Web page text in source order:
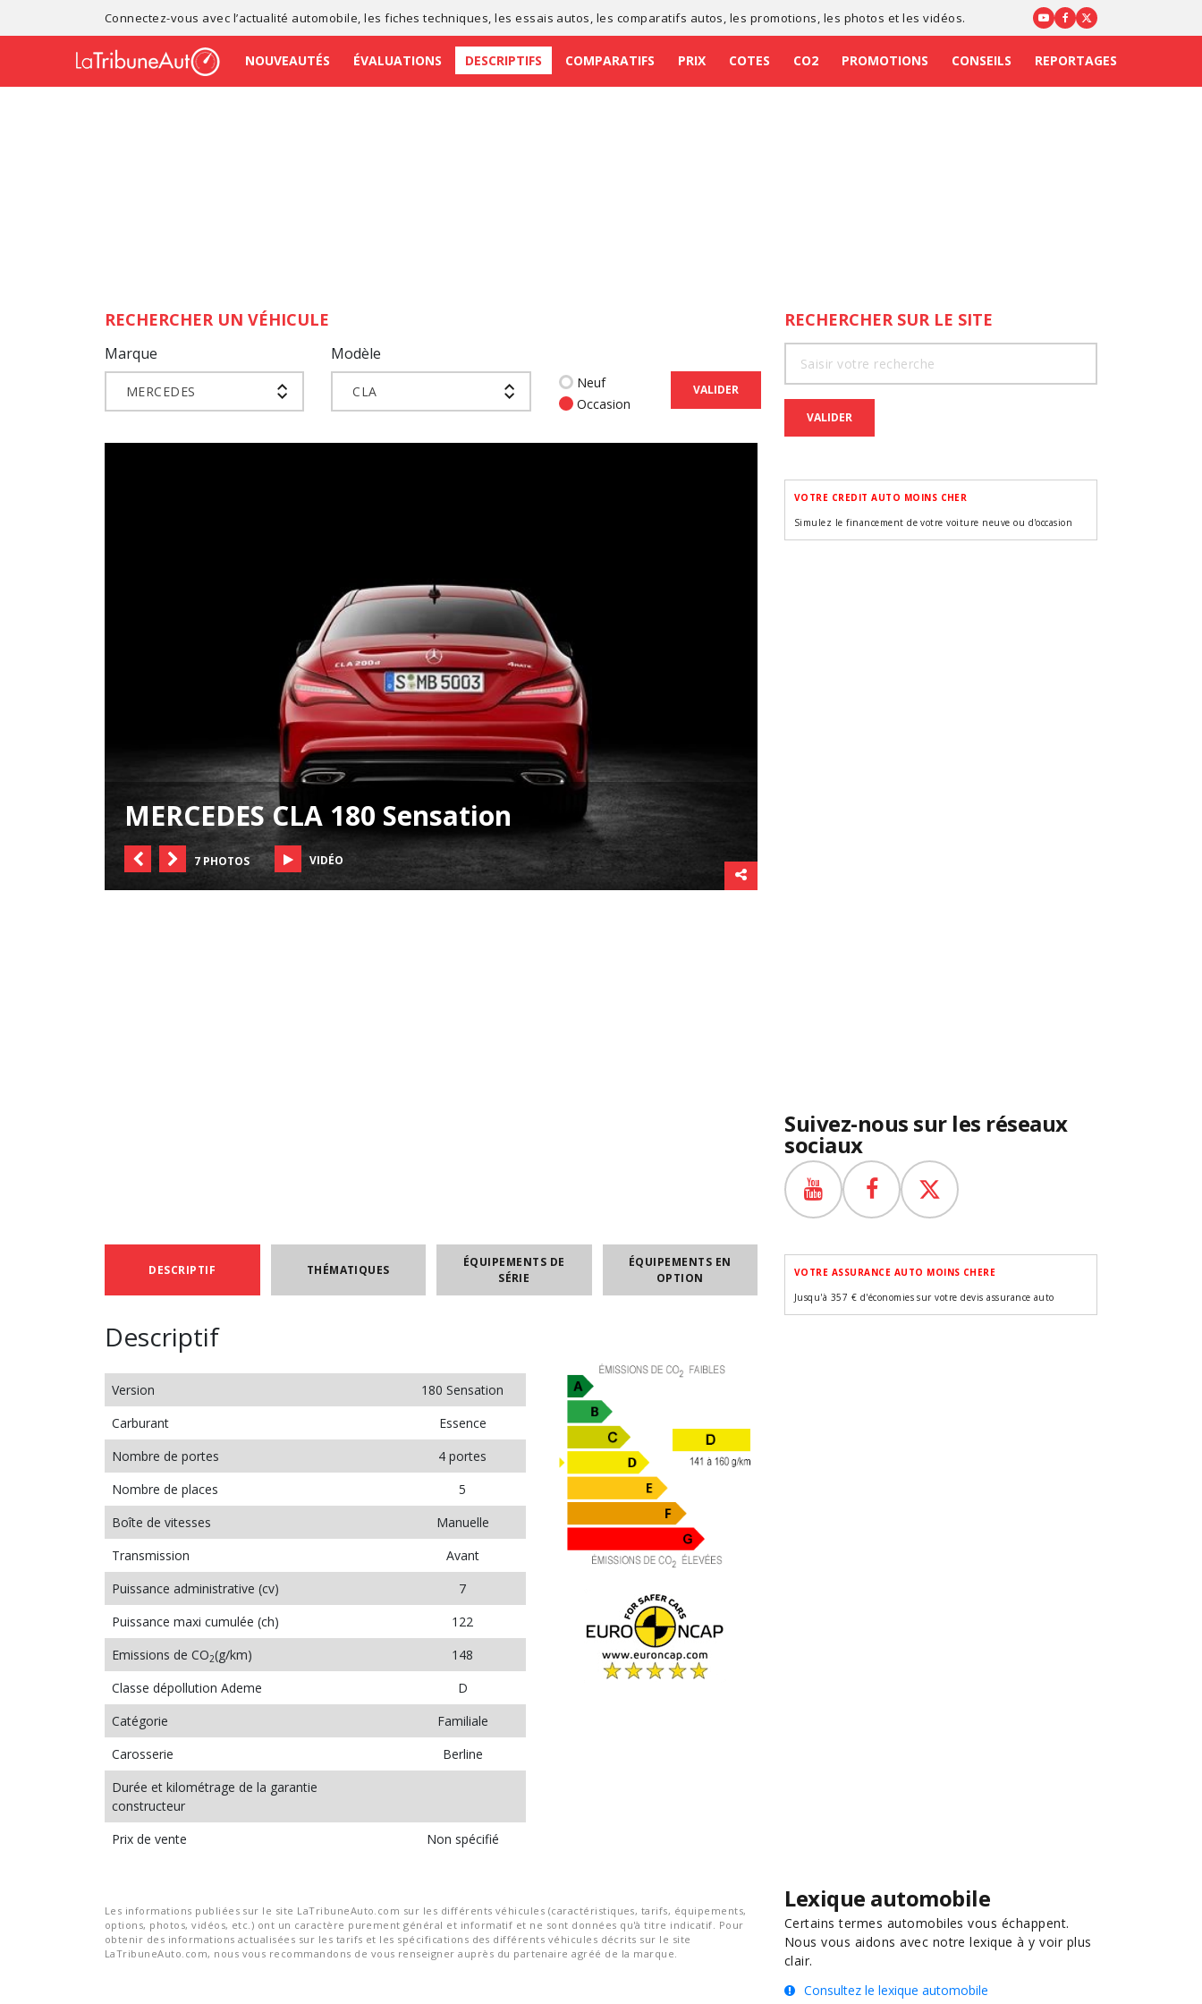
Connectez-vous avec l’actualité automobile , lesfiches techniques , lesessais autos , les comparatifs autos , les promotions , les photos et les vidéos.
NOUVEAUTÉS ÉVALUATIONS DESCRIPTIFS COMPARATIFS PRIX COTES CO2 PROMOTIONS CONSEILS REPORTAGES
RECHERCHER UN VÉHICULE
Marque
MERCEDES
Modèle
CLA
Neuf
Occasion
VALIDER
MERCEDES CLA 180 Sensation
7 PHOTOS VIDÉO
DESCRIPTIF THÉMATIQUES
ÉQUIPEMENTS DE
SÉRIE
ÉQUIPEMENTS EN
OPTION
Descriptif
Version
180 Sensation
Carburant
Essence
Nombre de portes
4 portes
Nombre de places
5
Boîte de vitesses
Manuelle
Transmission
Avant
Puissance administrative (cv)
7
Puissance maxi cumulée (ch)
122
Emissions de CO2(g/km)
148
Classe dépollution Ademe
D
Catégorie
Familiale
Carosserie
Berline
Durée et kilométrage de la garantie
constructeur
Prix de vente
Non spécifié
Les informations publiées sur le site LaTribuneAuto.com sur les différents véhicules (caractéristiques, tarifs, équipements,
options, photos, vidéos, etc.) ont un caractère purement général et informatif et ne sont données qu'à titre indicatif. Pour
obtenir des informations actualisées sur les tarifs et les spécifications des différents véhicules décrits sur le site
LaTribuneAuto.com, nous vous recommandons de vous renseigner auprès du partenaire agréé de la marque.
RECHERCHER SUR LE SITE
VALIDER
VOTRE CREDIT AUTO MOINS CHER
Simulez le financement de votre voiture neuve ou d'occasion
Suivez-nous sur les réseaux
sociaux
VOTRE ASSURANCE AUTO MOINS CHERE
Jusqu'à 357 € d'économies sur votre devis assurance auto
Lexique automobile
Certains termes automobiles vous échappent.
Nous vous aidons avec notre lexique à y voir plus
clair.
Consultez le lexique automobile